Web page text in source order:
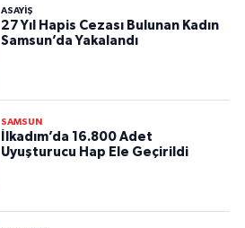
ASAYIŞ
27 Yıl Hapis Cezası Bulunan Kadın
Samsun’da Yakalandı
SAMSUN
İlkadım’da 16.800 Adet
Uyuşturucu Hap Ele Geçirildi